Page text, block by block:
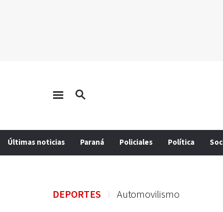
Últimas noticias Paraná Policiales Política
DEPORTES Automovilismo